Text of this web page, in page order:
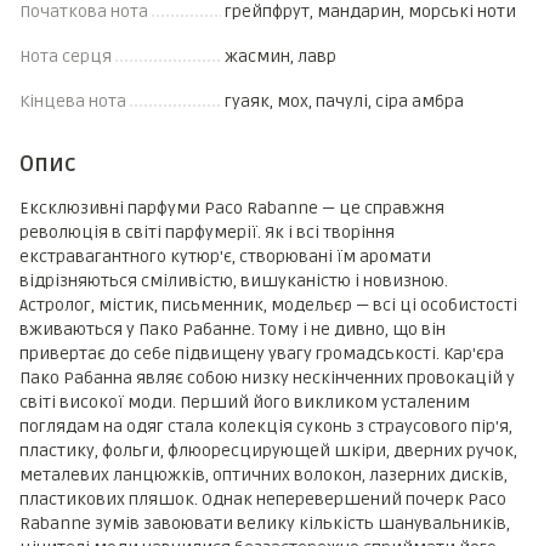
Початкова нота грейпфрут, мандарин, морські ноти
Нота серця жасмин, лавр
Кінцева нота гуаяк, мох, пачулі, сіра амбра
Опис
Ексклюзивні парфуми Paco Rabanne — це справжня
революція в світі парфумерії. Як і всі творіння
екстравагантного кутюр'є, створювані їм аромати
відрізняються сміливістю, вишуканістю і новизною.
Астролог, містик, письменник, модельєр — всі ці особистості
вживаються у Пако Рабанне. Тому і не дивно, що він
привертає до себе підвищену увагу громадськості. Кар'єра
Пако Рабанна являє собою низку нескінченних провокацій у
світі високої моди. Перший його викликом усталеним
поглядам на одяг стала колекція суконь з страусового пір'я,
пластику, фольги, флюоресцирующей шкіри, дверних ручок,
металевих ланцюжків, оптичних волокон, лазерних дисків,
пластикових пляшок. Однак неперевершений почерк Paco
Rabanne зумів завоювати велику кількість шанувальників,